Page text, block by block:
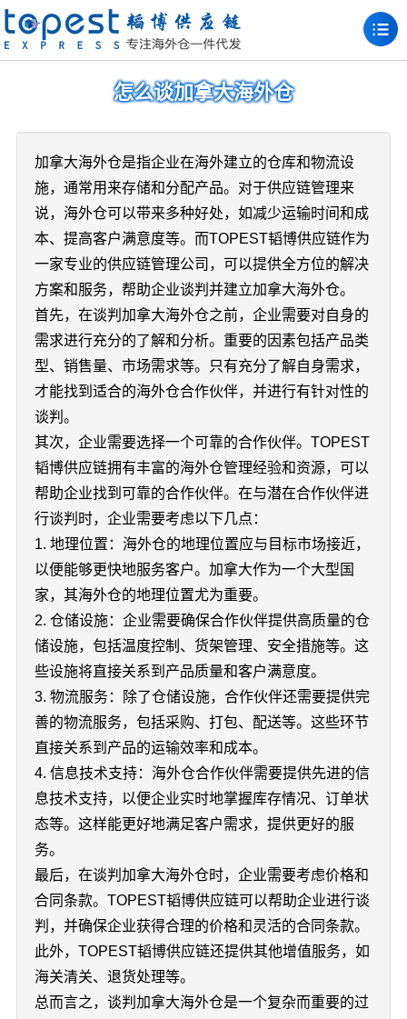
怎么谈加拿大海外仓
加拿大海外仓是指企业在海外建立的仓库和物流设
施，通常用来存储和分配产品。对于供应链管理来
说，海外仓可以带来多种好处，如减少运输时间和成
本、提高客户满意度等。而TOPEST韬博供应链作为
一家专业的供应链管理公司，可以提供全方位的解决
方案和服务，帮助企业谈判并建立加拿大海外仓。
首先，在谈判加拿大海外仓之前，企业需要对自身的
需求进行充分的了解和分析。重要的因素包括产品类
型、销售量、市场需求等。只有充分了解自身需求，
才能找到适合的海外仓合作伙伴，并进行有针对性的
谈判。
其次，企业需要选择一个可靠的合作伙伴。TOPEST
韬博供应链拥有丰富的海外仓管理经验和资源，可以
帮助企业找到可靠的合作伙伴。在与潜在合作伙伴进
行谈判时，企业需要考虑以下几点：
1. 地理位置：海外仓的地理位置应与目标市场接近，
以便能够更快地服务客户。加拿大作为一个大型国
家，其海外仓的地理位置尤为重要。
2. 仓储设施：企业需要确保合作伙伴提供高质量的仓
储设施，包括温度控制、货架管理、安全措施等。这
些设施将直接关系到产品质量和客户满意度。
3. 物流服务：除了仓储设施，合作伙伴还需要提供完
善的物流服务，包括采购、打包、配送等。这些环节
直接关系到产品的运输效率和成本。
4. 信息技术支持：海外仓合作伙伴需要提供先进的信
息技术支持，以便企业实时地掌握库存情况、订单状
态等。这样能更好地满足客户需求，提供更好的服
务。
最后，在谈判加拿大海外仓时，企业需要考虑价格和
合同条款。TOPEST韬博供应链可以帮助企业进行谈
判，并确保企业获得合理的价格和灵活的合同条款。
此外，TOPEST韬博供应链还提供其他增值服务，如
海关清关、退货处理等。
总而言之，谈判加拿大海外仓是一个复杂而重要的过